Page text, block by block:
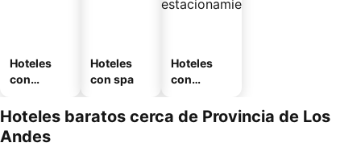
Hoteles
con
Hoteles
con spa
Hoteles
con
miento
Hoteles baratos cerca de Provincia de Los
Andes